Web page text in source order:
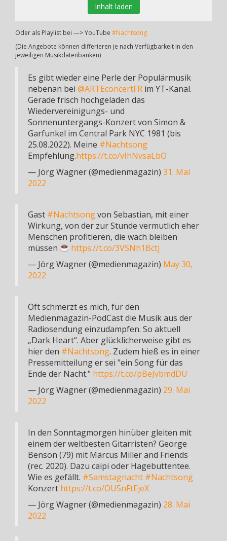
Inhalt laden
Oder als Playlist bei —> YouTube #Nachtsong
(Die Angebote können differieren je nach Verfügbarkeit in den
jeweiligen Musikdatenbanken)
Es gibt wieder eine Perle der Populärmusik
nebenan bei @ARTEconcertFR im YT-Kanal.
Gerade frisch hochgeladen das
Wiedervereinigungs- und
Sonnenuntergangs-Konzert von Simon &
Garfunkel im Central Park NYC 1981 (bis
25.08.2022). Meine #Nachtsong
Empfehlung.https://t.co/vIhNvsaLbO
— Jörg Wagner (@medienmagazin) 31. Mai
2022
Gast #Nachtsongvon Sebastian, mit einer
Wirkung, von der zur Stunde vermutlich eher
Menschen profitieren, die wach bleiben
müssen
https://t.co/3VSNh1Bctj
— Jörg Wagner (@medienmagazin) May 30,
2022
Oft schmerzt es mich, für den
Medienmagazin-PodCast die Musik aus der
Radiosendung einzudampfen. So aktuell
„Dark Heart“. Aber glücklicherweise gibt es
hier den #Nachtsong. Zudem hieß es in einer
Pressemitteilung er sei "ein Song für das
Ende der Nacht." https://t.co/pBeJvbmdDU
— Jörg Wagner (@medienmagazin) 29. Mai
2022
In den Sonntagmorgen hinüber gleiten mit
einem der weltbesten Gitarristen? George
Benson (79) mit Marcus Miller and Friends
(rec. 2020). Dazu caipi oder Hagebuttentee.
Wie es gefällt. #Samstagnacht #Nachtsong
Konzert https://t.co/OU5nFtEjeX
— Jörg Wagner (@medienmagazin) 28. Mai
2022